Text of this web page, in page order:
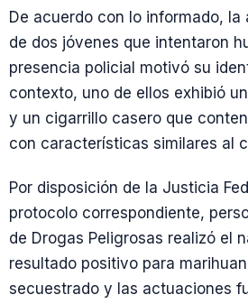
De acuerdo con lo informado,
de dos jóvenes que intentaron
presencia policial motivó su
contexto, uno de ellos exhibió
y un cigarrillo casero que
con características similares al
Por disposición de la Justicia
protocolo correspondiente,
de Drogas Peligrosas realizó el
resultado positivo para
secuestrado y las actuaciones